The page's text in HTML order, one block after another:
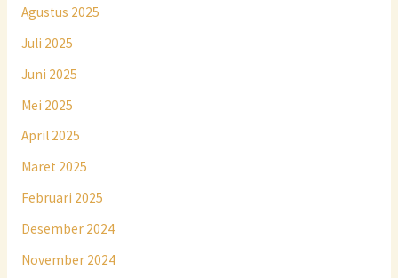
Agustus 2025
Juli 2025
Juni 2025
Mei 2025
April 2025
Maret 2025
Februari 2025
Desember 2024
November 2024